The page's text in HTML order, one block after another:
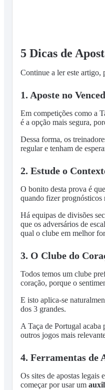
5 Dicas de
Continue a ler este artigo,
1. Aposte no
Em competições como a
é a opção mais segura,
Dessa forma, os
regular e tenham de
2. Estude o
O bonito desta prova é
quando fizer prognósticos
Há equipas de divisões
que os adversários de
qual o clube em melhor
3. O Clube do
Todos temos um clube
coração, porque o
E isto aplica-se
dos 3 grandes.
A Taça de Portugal acaba
outros jogos mais
4. Ferramentas de
Os sites de apostas legais
começar por usar um